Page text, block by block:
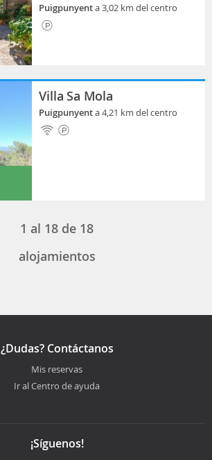
Puigpunyenta 3,02 km del centro
Villa Sa Mola
Puigpunyenta 4,21 km del centro
1 al 18 de 18
alojamientos
¿Dudas? Contáctanos
Mis reservas
Ir al Centro de ayuda
¡Síguenos!